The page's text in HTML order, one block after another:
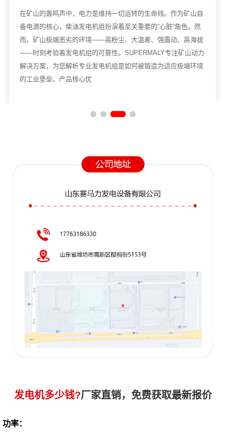
在矿山的轰鸣声中，电力是维持一切运转的生命线。作为矿山自
备电源的核心，柴油发电机组扮演着至关重要的“心脏”角色。然
而，矿山极端恶劣的环境——高粉尘、大温差、强震动、高海拔
——时刻考验着发电机组的可靠性。SUPERMALY专注矿山动力
解决方案，为您解析专业发电机组是如何被锻造为适应极端环境
的工业堡垒。产品核心优
发电机多少钱?厂家直销，免费获取最新报价
功率：